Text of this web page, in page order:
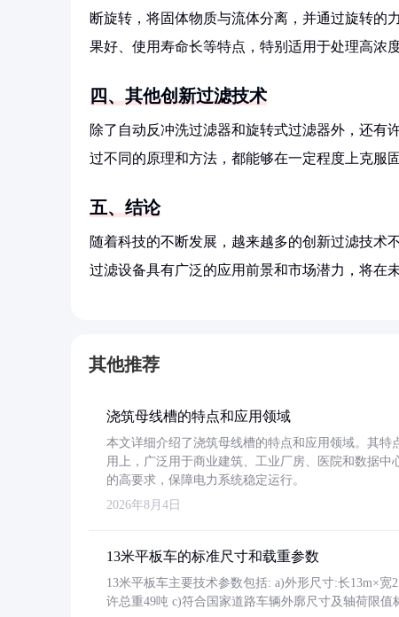
断旋转，将固体物质与流体分离，并通过旋转的
果好、使用寿命长等特点，特别适用于处理高浓
四、其他创新过滤技术
除了自动反冲洗过滤器和旋转式过滤器外，还有
过不同的原理和方法，都能够在一定程度上克服
五、结论
随着科技的不断发展，越来越多的创新过滤技术
过滤设备具有广泛的应用前景和市场潜力，将在
其他推荐
浇筑母线槽的特点和应用领域
本文详细介绍了浇筑母线槽的特点和应用领域。其
用上，广泛用于商业建筑、工业厂房、医院和数据
的高要求，保障电力系统稳定运行。
2026年8月4日
13米平板车的标准尺寸和载重参数
13米平板车主要技术参数包括: a)外形尺寸:长13m×
许总重49吨 c)符合国家道路车辆外廓尺寸及轴荷限值